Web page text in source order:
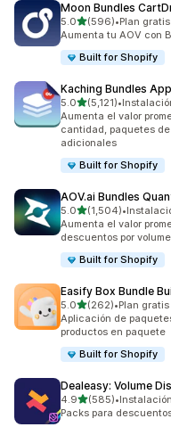
Moon Bundles
5.0de 5 estrellas
(596)
596 reseñas en total
•Plan
Aumenta tu AOV con
Built for Shopify
Kaching Bundles
5.0de 5 estrellas
(5,121)
5121 reseñas en total
•
Aumenta el valor
cantidad, paquetes
adicionales
Built for Shopify
AOV.ai Bundles
5.0de 5 estrellas
(1,504)
1504 reseñas en total
•
Aumenta el valor
descuentos por
Built for Shopify
Easify Box Bundle
5.0de 5 estrellas
(262)
262 reseñas en total
•Plan
Aplicación de
productos en paquete
Built for Shopify
Dealeasy: Volume
4.9de 5 estrellas
(585)
585 reseñas en total
•
Packs para